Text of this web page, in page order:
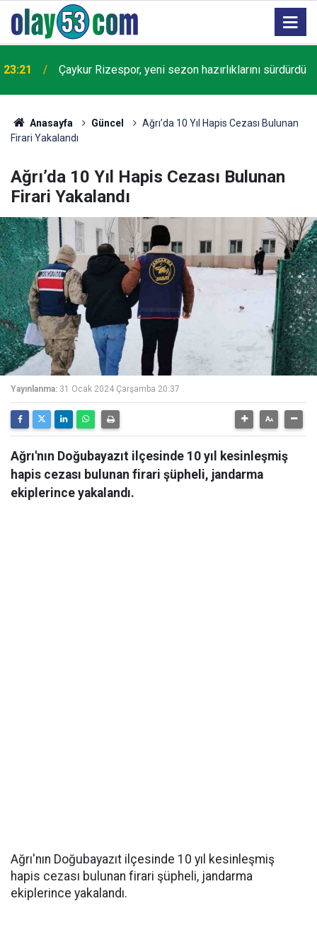
23:21 Çaykur Rizespor, yeni sezon hazırlıklarını sürdürdü
Anasayfa Güncel
Ağrı’da 10 Yıl Hapis Cezası Bulunan
Firari Yakalandı
Ağrı’da 10 Yıl Hapis Cezası Bulunan
Firari Yakalandı
Yayınlanma: 31 Ocak 2024 Çarşamba 20:37
Ağrı'nın Doğubayazıt ilçesinde 10 yıl kesinleşmiş
hapis cezası bulunan firari şüpheli, jandarma
ekiplerince yakalandı.
Ağrı'nın Doğubayazıt ilçesinde 10 yıl kesinleşmiş
hapis cezası bulunan firari şüpheli, jandarma
ekiplerince yakalandı.